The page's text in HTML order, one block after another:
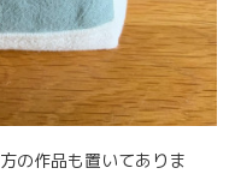
の作品も置いてありま